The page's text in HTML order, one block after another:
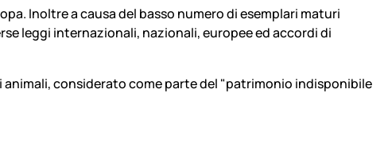
Inoltre a causa del basso numero di esemplari maturi
leggi internazionali, nazionali, europee ed accordi di
considerato come parte del "patrimonio indisponibile